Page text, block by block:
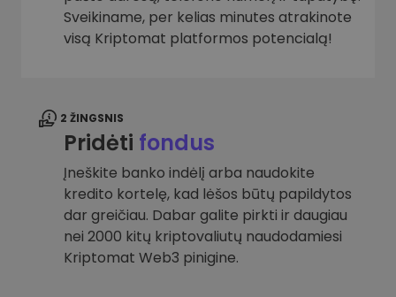
Sveikiname, per kelias minutes atrakinote
visą Kriptomat platformos potencialą!
2 ŽINGSNIS
Pridėti fondus
Įneškite banko indėlį arba naudokite
kredito kortelę, kad lėšos būtų papildytos
dar greičiau. Dabar galite pirkti ir daugiau
nei 2000 kitų kriptovaliutų naudodamiesi
Kriptomat Web3 pinigine.